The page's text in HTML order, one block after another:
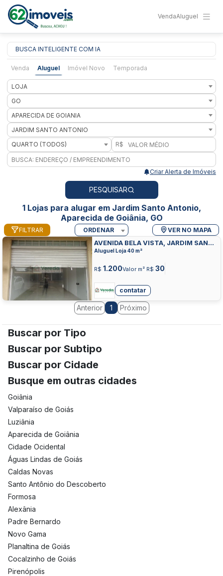
VendaAluguel
BUSCA INTELIGENTE COM IA
Venda Aluguel Imóvel Novo Temporada
LOJA
GO
APARECIDA DE GOIANIA
JARDIM SANTO ANTONIO
QUARTO (TODOS)
R$
Criar Alerta de Imóveis
PESQUISAR
1 Lojas para alugar em Jardim Santo Antonio,
Aparecida de Goiânia, GO
FILTRAR ORDENAR VER NO MAPA
AVENIDA BELA VISTA, JARDIM SANTO
ANTONIO, APARECIDA DE GOIANIA
Aluguel Loja 40 m²
R$ 1.200Valor m² R$ 30
contatar
Anterior 1 Próximo
Buscar por Tipo
Buscar por Subtipo
Buscar por Cidade
Busque em outras cidades
Goiânia
Valparaíso de Goiás
Luziânia
Aparecida de Goiânia
Cidade Ocidental
Águas Lindas de Goiás
Caldas Novas
Santo Antônio do Descoberto
Formosa
Alexânia
Padre Bernardo
Novo Gama
Planaltina de Goiás
Cocalzinho de Goiás
Pirenópolis